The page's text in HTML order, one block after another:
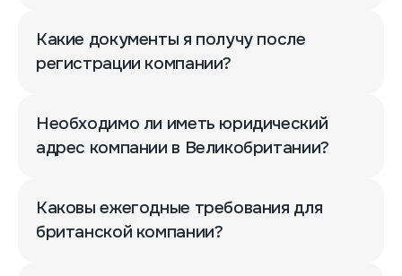
Какие документы я получу после
регистрации компании?
Необходимо ли иметь юридический
адрес компании в Великобритании?
Каковы ежегодные требования для
британской компании?